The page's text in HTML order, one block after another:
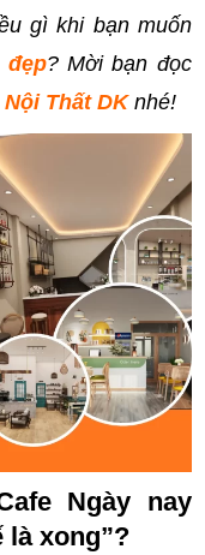
gì khi bạn muốn
đẹp? Mời bạn đọc
Nội Thất DKnhé!
Ngày nay
là xong”?